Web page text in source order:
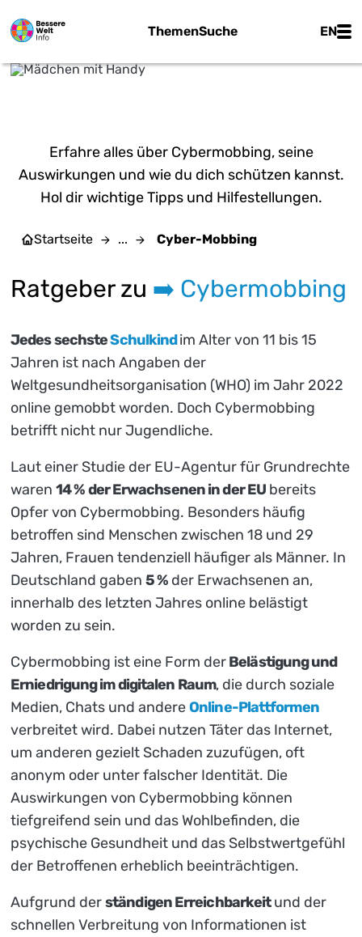
ThemenSuche EN
Ron Lach - Pexels
Erfahre alles über Cybermobbing, seine
Auswirkungen und wie du dich schützen kannst.
Hol dir wichtige Tipps und Hilfestellungen.
Startseite ... Cyber-Mobbing
Ratgeber zu ➡️ Cybermobbing
Jedes sechsteSchulkindim Alter von 11 bis 15
Jahren ist nach Angaben der
Weltgesundheitsorganisation (WHO) im Jahr 2022
online gemobbt worden. Doch Cybermobbing
betrifft nicht nur Jugendliche.
Laut einer Studie der EU-Agentur für Grundrechte
waren 14 % der Erwachsenen in der EU bereits
Opfer von Cybermobbing. Besonders häufig
betroffen sind Menschen zwischen 18 und 29
Jahren, Frauen tendenziell häufiger als Männer. In
Deutschland gaben 5 % der Erwachsenen an,
innerhalb des letzten Jahres online belästigt
worden zu sein.
Cybermobbing ist eine Form derBelästigung und
Erniedrigung im digitalen Raum, die durch soziale
Medien, Chats und andereOnline-Plattformen
verbreitet wird. Dabei nutzen Täter das Internet,
um anderen gezielt Schaden zuzufügen, oft
anonym oder unter falscher Identität. Die
Auswirkungen von Cybermobbing können
tiefgreifend sein und das Wohlbefinden, die
psychische Gesundheit und das Selbstwertgefühl
der Betroffenen erheblich beeinträchtigen.
Aufgrund derständigen Erreichbarkeitund der
schnellen Verbreitung von Informationen ist